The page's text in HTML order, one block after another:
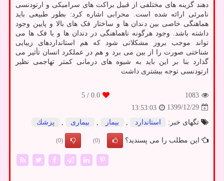
دهند گزینه های مختلفی از قبیل براکت های سرامیکی و ارتودنسی
نامرئی ارائه شده است. محرابی اشاره کرد: بطور طبیعی باید
هماهنگی خاصی بین دندان ها و ساختار فک های بالا و پایین وجود
داشته باشد. وجود هرگونه ناهماهنگی در دندان ها و یا فک ها می
تواند موجب بروز مشکلاتی شود که هم استانداردهای زیبایی
شناختی صورت را از بین می برد و هم در عملکرد انسان تأثیر می
گذارد بنا بر این باید به شیوه های درمانی کمتر تهاجمی نظیر
ارتودنسی توجه بیشتری داشت
1083
0.0
/ 5
1399/12/29
13:53:03
تگهای خبر:
استاندارد بیمار بیماری پزشك
این مطلب را می پسندید؟ (0)
(0)